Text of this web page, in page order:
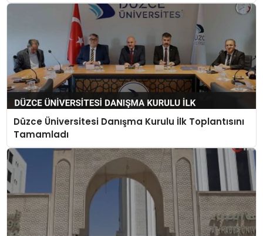
Düzce Üniversitesi Danışma Kurulu İlk Toplantısını
Tamamladı